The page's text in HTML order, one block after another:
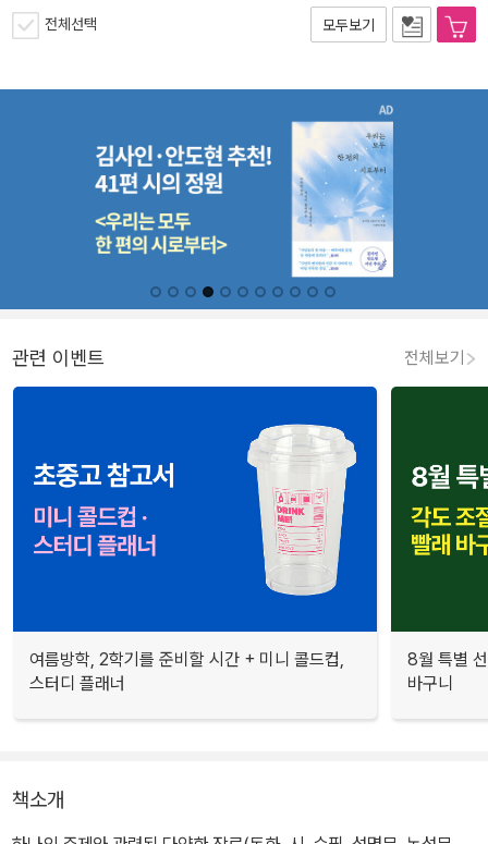
전체선택 모두보기
관련 이벤트 전체보기
여름방학, 2학기를 준비할 시간 + 미니 콜드컵,
스터디 플래너
8월 특별
바구니
책소개